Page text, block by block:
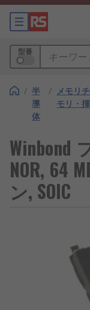
型番
/ 半
導
体
/ メモリ
モリ・
Winbond
NOR, 64
ン, SOIC